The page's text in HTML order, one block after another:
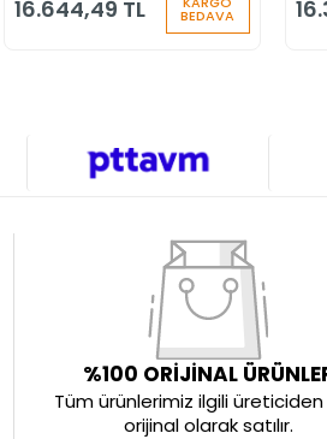
16.644,49 TL BEDAVA
%100 ORİJİNAL
Tüm ürünlerimiz ilgili üreticiden
orijinal olarak satılır.